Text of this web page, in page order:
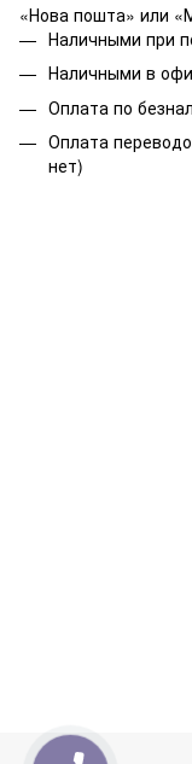
«Нова пошта» или
Наличными при
Наличными в
Оплата по
Оплата
нет)